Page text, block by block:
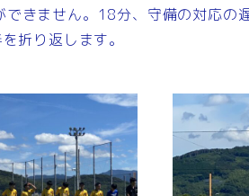
きません。18分、守備の対応の
折り返します。